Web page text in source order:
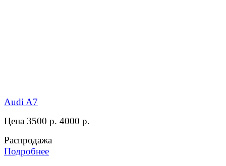
Audi A7
Цена 3500 р. 4000 р.
Распродажа
Подробнее